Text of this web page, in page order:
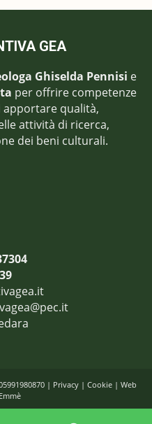
GEA
Ghiselda Pennisi e
per offrire competenze
qualità,
attività di ricerca,
dei beni culturali.
| Privacy | Cookie | Web